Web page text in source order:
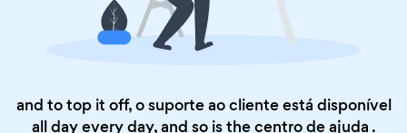
and to top it off, o suporte ao cliente está disponível
all day every day, and so is thecentro de ajuda .